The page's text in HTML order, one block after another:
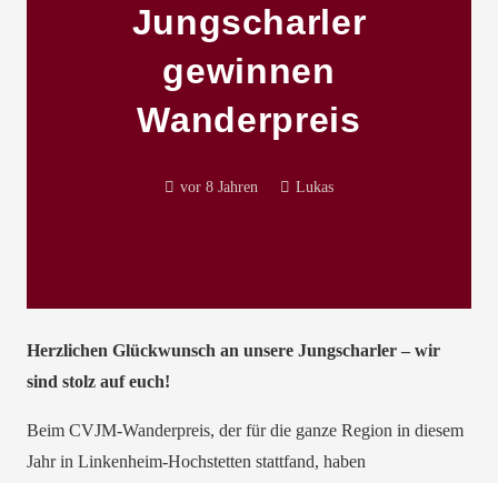
Jungscharler
gewinnen
Wanderpreis
vor 8 Jahren Lukas
Herzlichen Glückwunsch an unsere Jungscharler – wir
sind stolz auf euch!
Beim CVJM-Wanderpreis, der für die ganze Region in diesem
Jahr in Linkenheim-Hochstetten stattfand, haben